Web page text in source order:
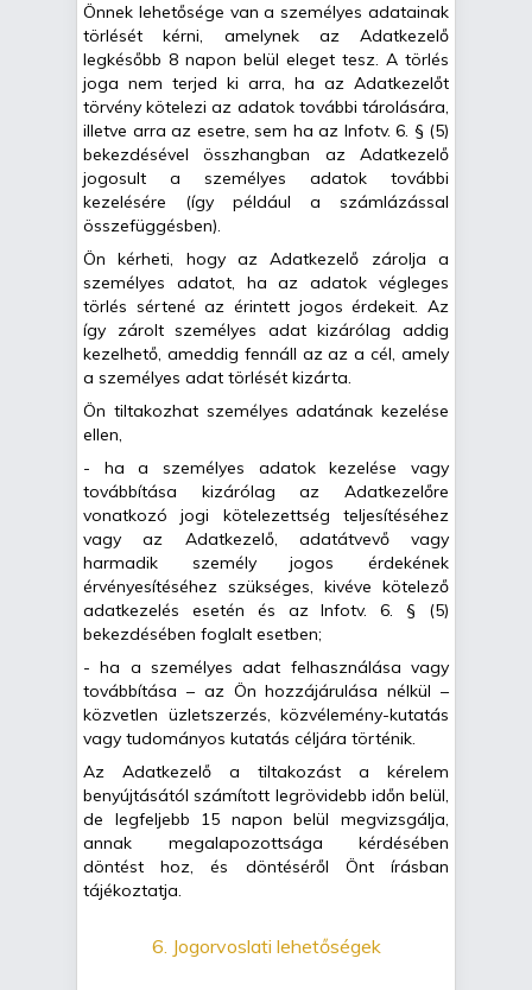
Önnek lehetősége van a személyes adatainak
törlését kérni, amelynek az Adatkezelő
legkésőbb 8 napon belül eleget tesz. A törlés
joga nem terjed ki arra, ha az Adatkezelőt
törvény kötelezi az adatok további tárolására,
illetve arra az esetre, sem ha az Infotv. 6. § (5)
bekezdésével összhangban az Adatkezelő
jogosult a személyes adatok további
kezelésére (így például a számlázással
összefüggésben).
Ön kérheti, hogy az Adatkezelő zárolja a
személyes adatot, ha az adatok végleges
törlés sértené az érintett jogos érdekeit. Az
így zárolt személyes adat kizárólag addig
kezelhető, ameddig fennáll az az a cél, amely
a személyes adat törlését kizárta.
Ön tiltakozhat személyes adatának kezelése
ellen,
- ha a személyes adatok kezelése vagy
továbbítása kizárólag az Adatkezelőre
vonatkozó jogi kötelezettség teljesítéséhez
vagy az Adatkezelő, adatátvevő vagy
harmadik személy jogos érdekének
érvényesítéséhez szükséges, kivéve kötelező
adatkezelés esetén és az Infotv. 6. § (5)
bekezdésében foglalt esetben;
- ha a személyes adat felhasználása vagy
továbbítása – az Ön hozzájárulása nélkül –
közvetlen üzletszerzés, közvélemény-kutatás
vagy tudományos kutatás céljára történik.
Az Adatkezelő a tiltakozást a kérelem
benyújtásától számított legrövidebb időn belül,
de legfeljebb 15 napon belül megvizsgálja,
annak megalapozottsága kérdésében
döntést hoz, és döntéséről Önt írásban
tájékoztatja.
6. Jogorvoslati lehetőségek